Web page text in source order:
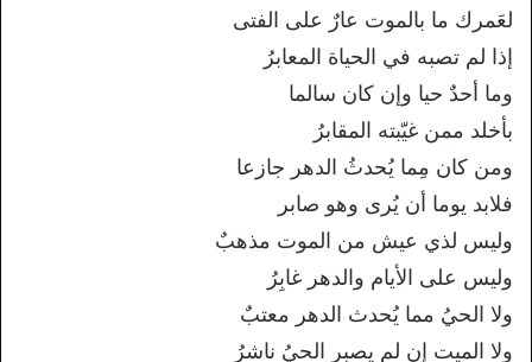
لعَمرك ما بالموت عارٌ على الفتى
إذا لم تصبه في الحياة المعابرُ
وما أحدٌ حيا وإن كان سالما
بأخلد ممن غيّبته المقابرُ
ومن كان مِما يُحدثُ الدهر جازعا
فلابد يوما أن يُرى وهو صابر
وليس لذي عيش من الموت مذهبٌ
وليس على الأيام والدهر غابِرُ
ولا الحيُ مما يُحدث الدهر معتبٌ
ولا الميت إن لم يصبر الحيُ ناشرُ